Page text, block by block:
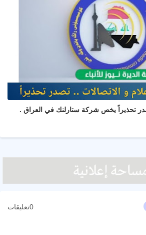
تصدر تحذيراً يخص شركة ستارلنك في العراق .
0تعليقات